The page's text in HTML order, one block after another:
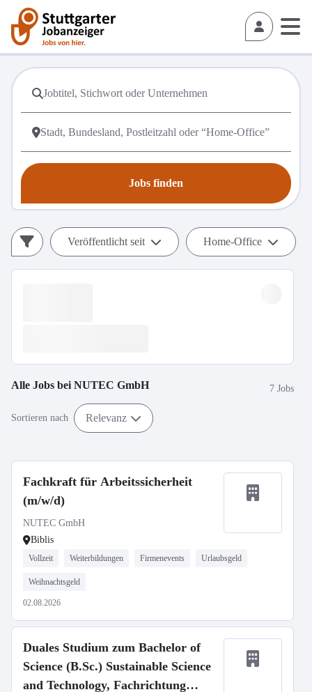
Jobs finden
Veröffentlicht seit Home-Office
Alle Jobs bei NUTEC GmbH 7 Jobs
Sortieren nach Relevanz
Fachkraft für Arbeitssicherheit
(m/w/d)
NUTEC GmbH
Biblis
Vollzeit Weiterbildungen Firmenevents Urlaubsgeld
Weihnachtsgeld
02.08.2026
Duales Studium zum Bachelor of
Science (B.Sc.) Sustainable Science
and Technology, Fachrichtung